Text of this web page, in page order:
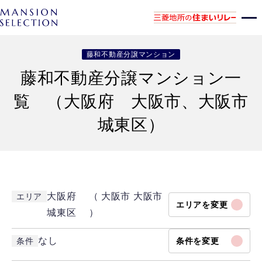
藤和不動産分譲マンション
藤和不動産分譲マンション一
覧 （大阪府 大阪市、大阪市
城東区）
エリア
大阪府 （ 大阪市 大阪市
城東区 ）
エリアを変更
条件 なし 条件を変更